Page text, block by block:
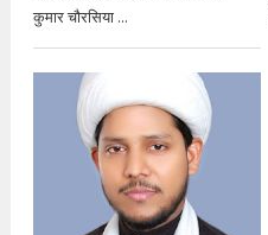
कुमार चौरसिया ...